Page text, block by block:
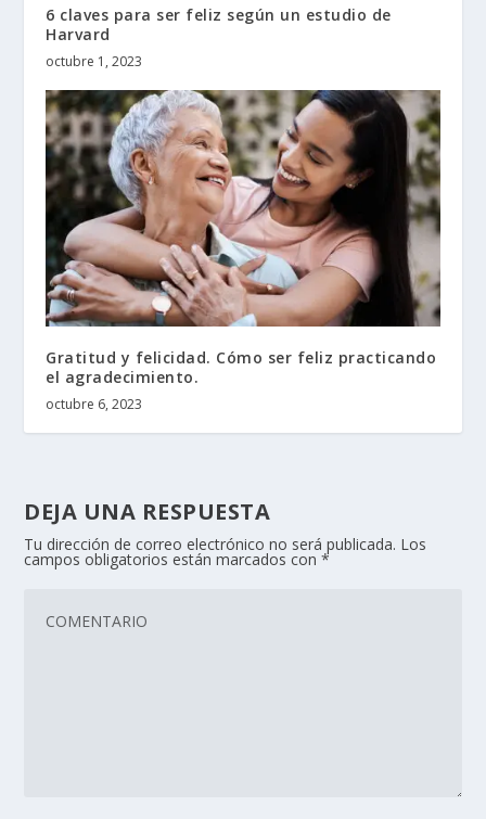
6 claves para ser feliz según un estudio de
Harvard
octubre 1, 2023
Gratitud y felicidad. Cómo ser feliz practicando
el agradecimiento.
octubre 6, 2023
DEJA UNA RESPUESTA
Tu dirección de correo electrónico no será publicada. Los
campos obligatorios están marcados con*